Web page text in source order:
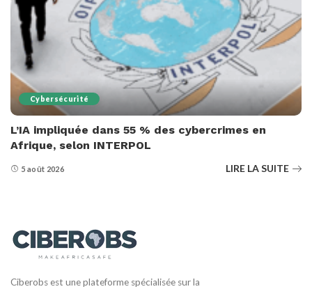
Cybersécurité
L’IA impliquée dans 55 % des cybercrimes en
Afrique, selon INTERPOL
5 août 2026 LIRE LA SUITE
Ciberobs est une plateforme spécialisée sur la